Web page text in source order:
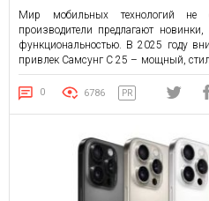
Мир мобильных технологий
производители предлагают
функциональностью. В 2025 году
привлек Самсунг С 25 – мощный,
который стал ярким
ищете современный девайс для
обратить внимание на Galaxy […]
0 6786 PR